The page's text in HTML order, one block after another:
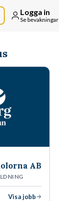
Logga in
Se bevakningar
AB
Visa jobb